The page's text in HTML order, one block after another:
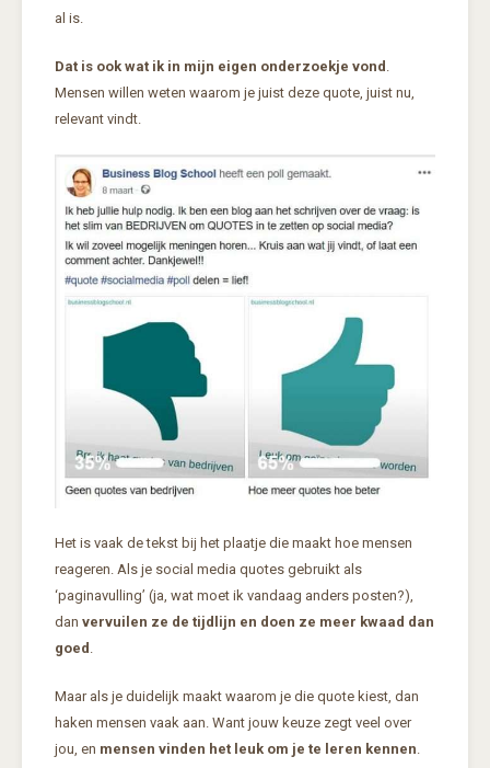
al is.
Dat is ook wat ik in mijn eigen onderzoekje vond .
Mensen willen weten waarom je juist deze quote, juist nu,
relevant vindt.
Het is vaak de tekst bij het plaatje die maakt hoe mensen
reageren. Als je social media quotes gebruikt als
‘paginavulling’ (ja, wat moet ik vandaag anders posten?),
dan vervuilen ze de tijdlijn en doen ze meer kwaad dan
goed
Maar als je duidelijk maakt waarom je die quote kiest, dan
haken mensen vaak aan. Want jouw keuze zegt veel over
jou, en mensen vinden het leuk om je te leren kennen